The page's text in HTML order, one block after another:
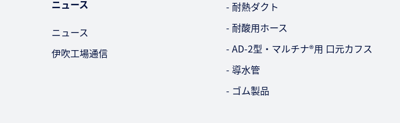
ニュース
ニュース
伊吹工場通信
- 耐熱ダクト
- 耐酸用ホース
- AD-2型・マルチナ®用 口元カフス
- 導水管
- ゴム製品